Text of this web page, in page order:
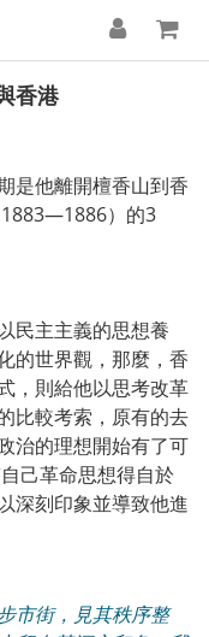
香港
是他離開檀香山到香
）的3
民主主義的思想養
的世界觀，那麼，香
，則給他以思考改革
比較考索，原有的去
治的理想開始有了可
己革命思想得自於
深刻印象並導致他進
市街，見其秩序整